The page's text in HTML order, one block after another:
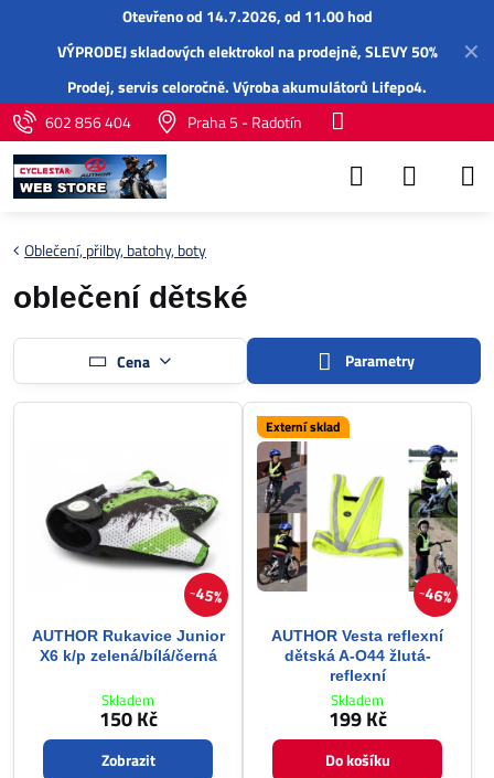
✕
Otevřeno od 14.7.2026, od 11.00 hod
VÝPRODEJ skladových elektrokol na prodejně, SLEVY 50%
Prodej,servisceloročně.Výroba akumulátorů Lifepo4.
602 856 404
Praha 5 - Radotín
Oblečení, přilby, batohy, boty
oblečení dětské
Cena Parametry
45%
AUTHOR Rukavice Junior
X6 k/p zelená/bílá/černá
Skladem
150 Kč
Zobrazit
46%
Externí sklad
AUTHOR Vesta reflexní
dětská A-O44 žlutá-
reflexní
Skladem
199 Kč
Do košíku